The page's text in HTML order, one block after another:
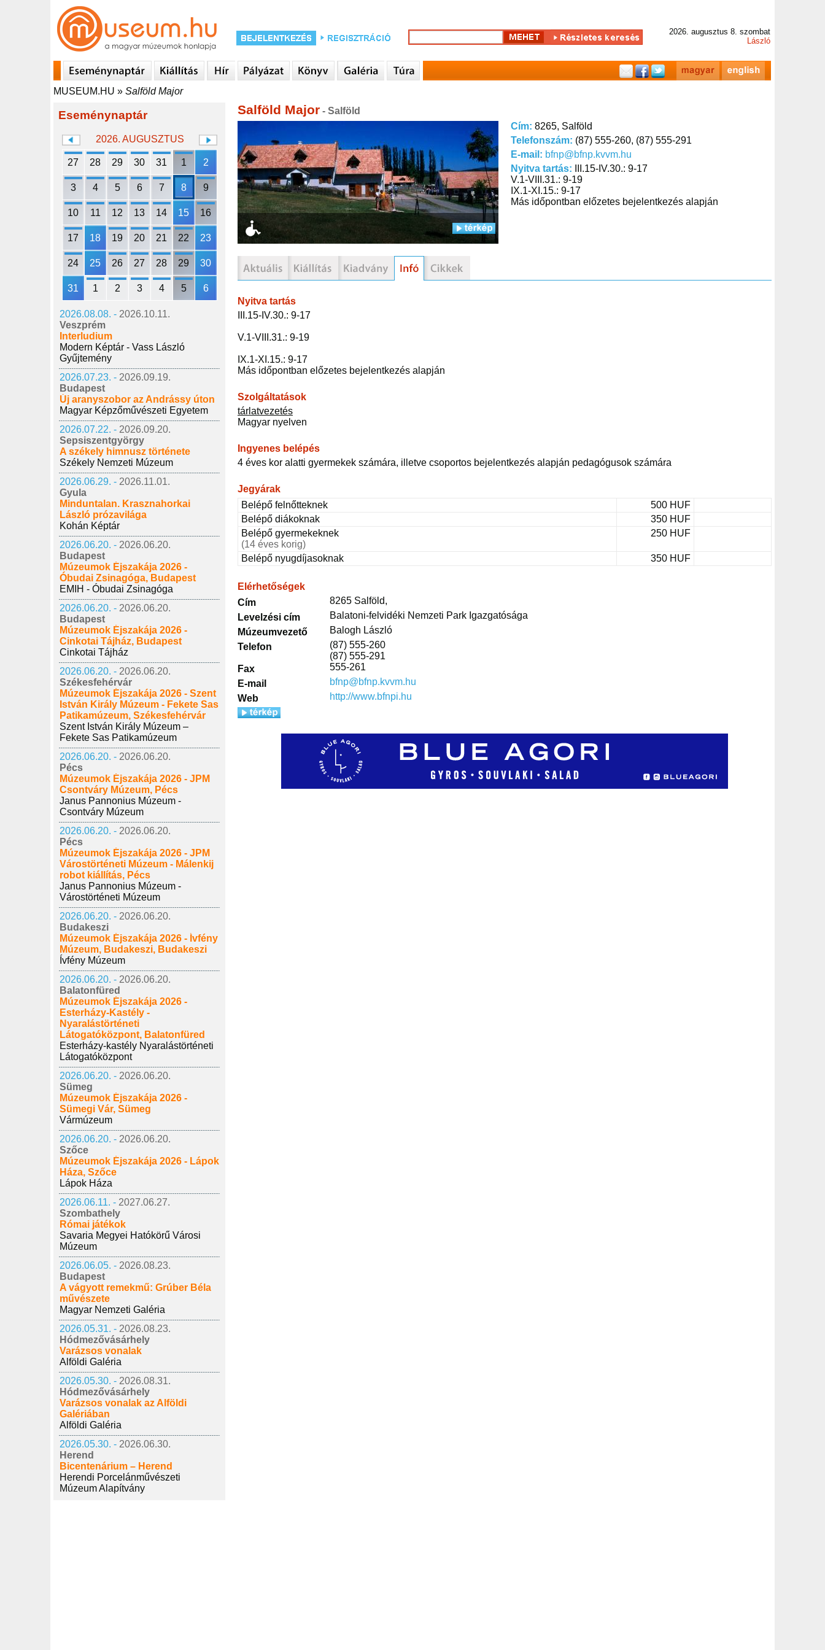
2026. augusztus 8. szombat
László
MUSEUM.HU » Salföld Major
Eseménynaptár
2026. AUGUSZTUS
27 28 29 30 31 1 2
3 4 5 6 7 8 9
10 11 12 13 14 15 16
17 18 19 20 21 22 23
24 25 26 27 28 29 30
31 1 2 3 4 5 6
2026.08.08. - 2026.10.11.
Veszprém
Interludium
Modern Képtár - Vass László
Gyűjtemény
2026.07.23. - 2026.09.19.
Budapest
Új aranyszobor az Andrássy úton
Magyar Képzőművészeti Egyetem
2026.07.22. - 2026.09.20.
Sepsiszentgyörgy
A székely himnusz története
Székely Nemzeti Múzeum
2026.06.29. - 2026.11.01.
Gyula
Minduntalan. Krasznahorkai
László prózavilága
Kohán Képtár
2026.06.20. - 2026.06.20.
Budapest
Múzeumok Éjszakája 2026 -
Óbudai Zsinagóga, Budapest
EMIH - Óbudai Zsinagóga
2026.06.20. - 2026.06.20.
Budapest
Múzeumok Éjszakája 2026 -
Cinkotai Tájház, Budapest
Cinkotai Tájház
2026.06.20. - 2026.06.20.
Székesfehérvár
Múzeumok Éjszakája 2026 - Szent
István Király Múzeum - Fekete Sas
Patikamúzeum, Székesfehérvár
Szent István Király Múzeum –
Fekete Sas Patikamúzeum
2026.06.20. - 2026.06.20.
Pécs
Múzeumok Éjszakája 2026 - JPM
Csontváry Múzeum, Pécs
Janus Pannonius Múzeum -
Csontváry Múzeum
2026.06.20. - 2026.06.20.
Pécs
Múzeumok Éjszakája 2026 - JPM
Várostörténeti Múzeum - Málenkij
robot kiállítás, Pécs
Janus Pannonius Múzeum -
Várostörténeti Múzeum
2026.06.20. - 2026.06.20.
Budakeszi
Múzeumok Éjszakája 2026 - Ívfény
Múzeum, Budakeszi, Budakeszi
Ívfény Múzeum
2026.06.20. - 2026.06.20.
Balatonfüred
Múzeumok Éjszakája 2026 -
Esterházy-Kastély -
Nyaralástörténeti
Látogatóközpont, Balatonfüred
Esterházy-kastély Nyaralástörténeti
Látogatóközpont
2026.06.20. - 2026.06.20.
Sümeg
Múzeumok Éjszakája 2026 -
Sümegi Vár, Sümeg
Vármúzeum
2026.06.20. - 2026.06.20.
Szőce
Múzeumok Éjszakája 2026 - Lápok
Háza, Szőce
Lápok Háza
2026.06.11. - 2027.06.27.
Szombathely
Római játékok
Savaria Megyei Hatókörű Városi
Múzeum
2026.06.05. - 2026.08.23.
Budapest
A vágyott remekmű: Grúber Béla
művészete
Magyar Nemzeti Galéria
2026.05.31. - 2026.08.23.
Hódmezővásárhely
Varázsos vonalak
Alföldi Galéria
2026.05.30. - 2026.08.31.
Hódmezővásárhely
Varázsos vonalak az Alföldi
Galériában
Alföldi Galéria
2026.05.30. - 2026.06.30.
Herend
Bicentenárium – Herend
Herendi Porcelánművészeti
Múzeum Alapítvány
Salföld Major - Salföld
Cím: 8265, Salföld
Telefonszám: (87) 555-260, (87) 555-291
E-mail: bfnp@bfnp.kvvm.hu
Nyitva tartás:
III.15-IV.30.: 9-17
V.1-VIII.31.: 9-19
IX.1-XI.15.: 9-17
Más időpontban előzetes bejelentkezés alapján
Nyitva tartás
III.15-IV.30.: 9-17
V.1-VIII.31.: 9-19
IX.1-XI.15.: 9-17
Más időpontban előzetes bejelentkezés alapján
Szolgáltatások
tárlatvezetés
Magyar nyelven
Ingyenes belépés
4 éves kor alatti gyermekek számára, illetve csoportos bejelentkezés alapján pedagógusok számára
Jegyárak
Belépő felnőtteknek
500 HUF
Belépő diákoknak
350 HUF
Belépő gyermekeknek
(14 éves korig)
250 HUF
Belépő nyugdíjasoknak 350 HUF
Elérhetőségek
Cím
8265 Salföld,
Levelzési cím
Balatoni-felvidéki Nemzeti Park Igazgatósága
Múzeumvezető
Balogh László
Telefon
(87) 555-260
(87) 555-291
Fax
555-261
E-mail
bfnp@bfnp.kvvm.hu
Web
http://www.bfnpi.hu